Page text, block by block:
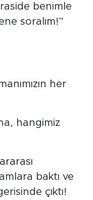
benimle
soralım!”
her
hangimiz
baktı ve
çıktı!